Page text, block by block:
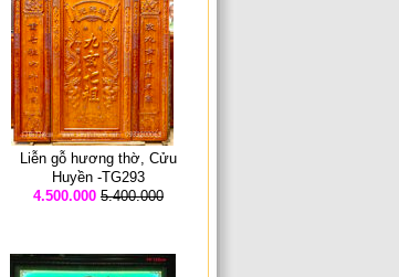
Liễn gỗ hương thờ, Cửu
Huyền -TG293
4.500.000 5.400.000